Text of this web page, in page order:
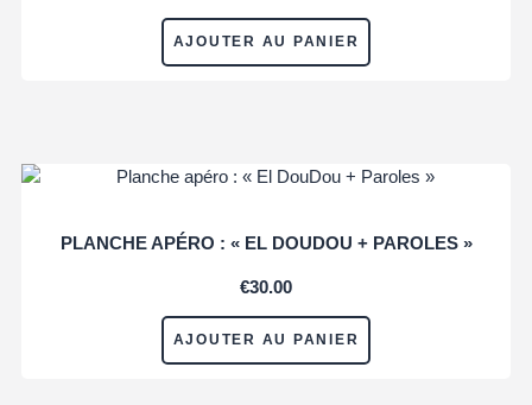
AJOUTER AU PANIER
PLANCHE APÉRO : « EL DOUDOU + PAROLES »
€30.00
AJOUTER AU PANIER